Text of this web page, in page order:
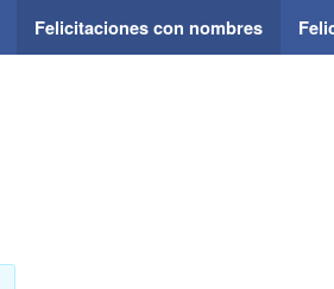
Felicitaciones con nombres